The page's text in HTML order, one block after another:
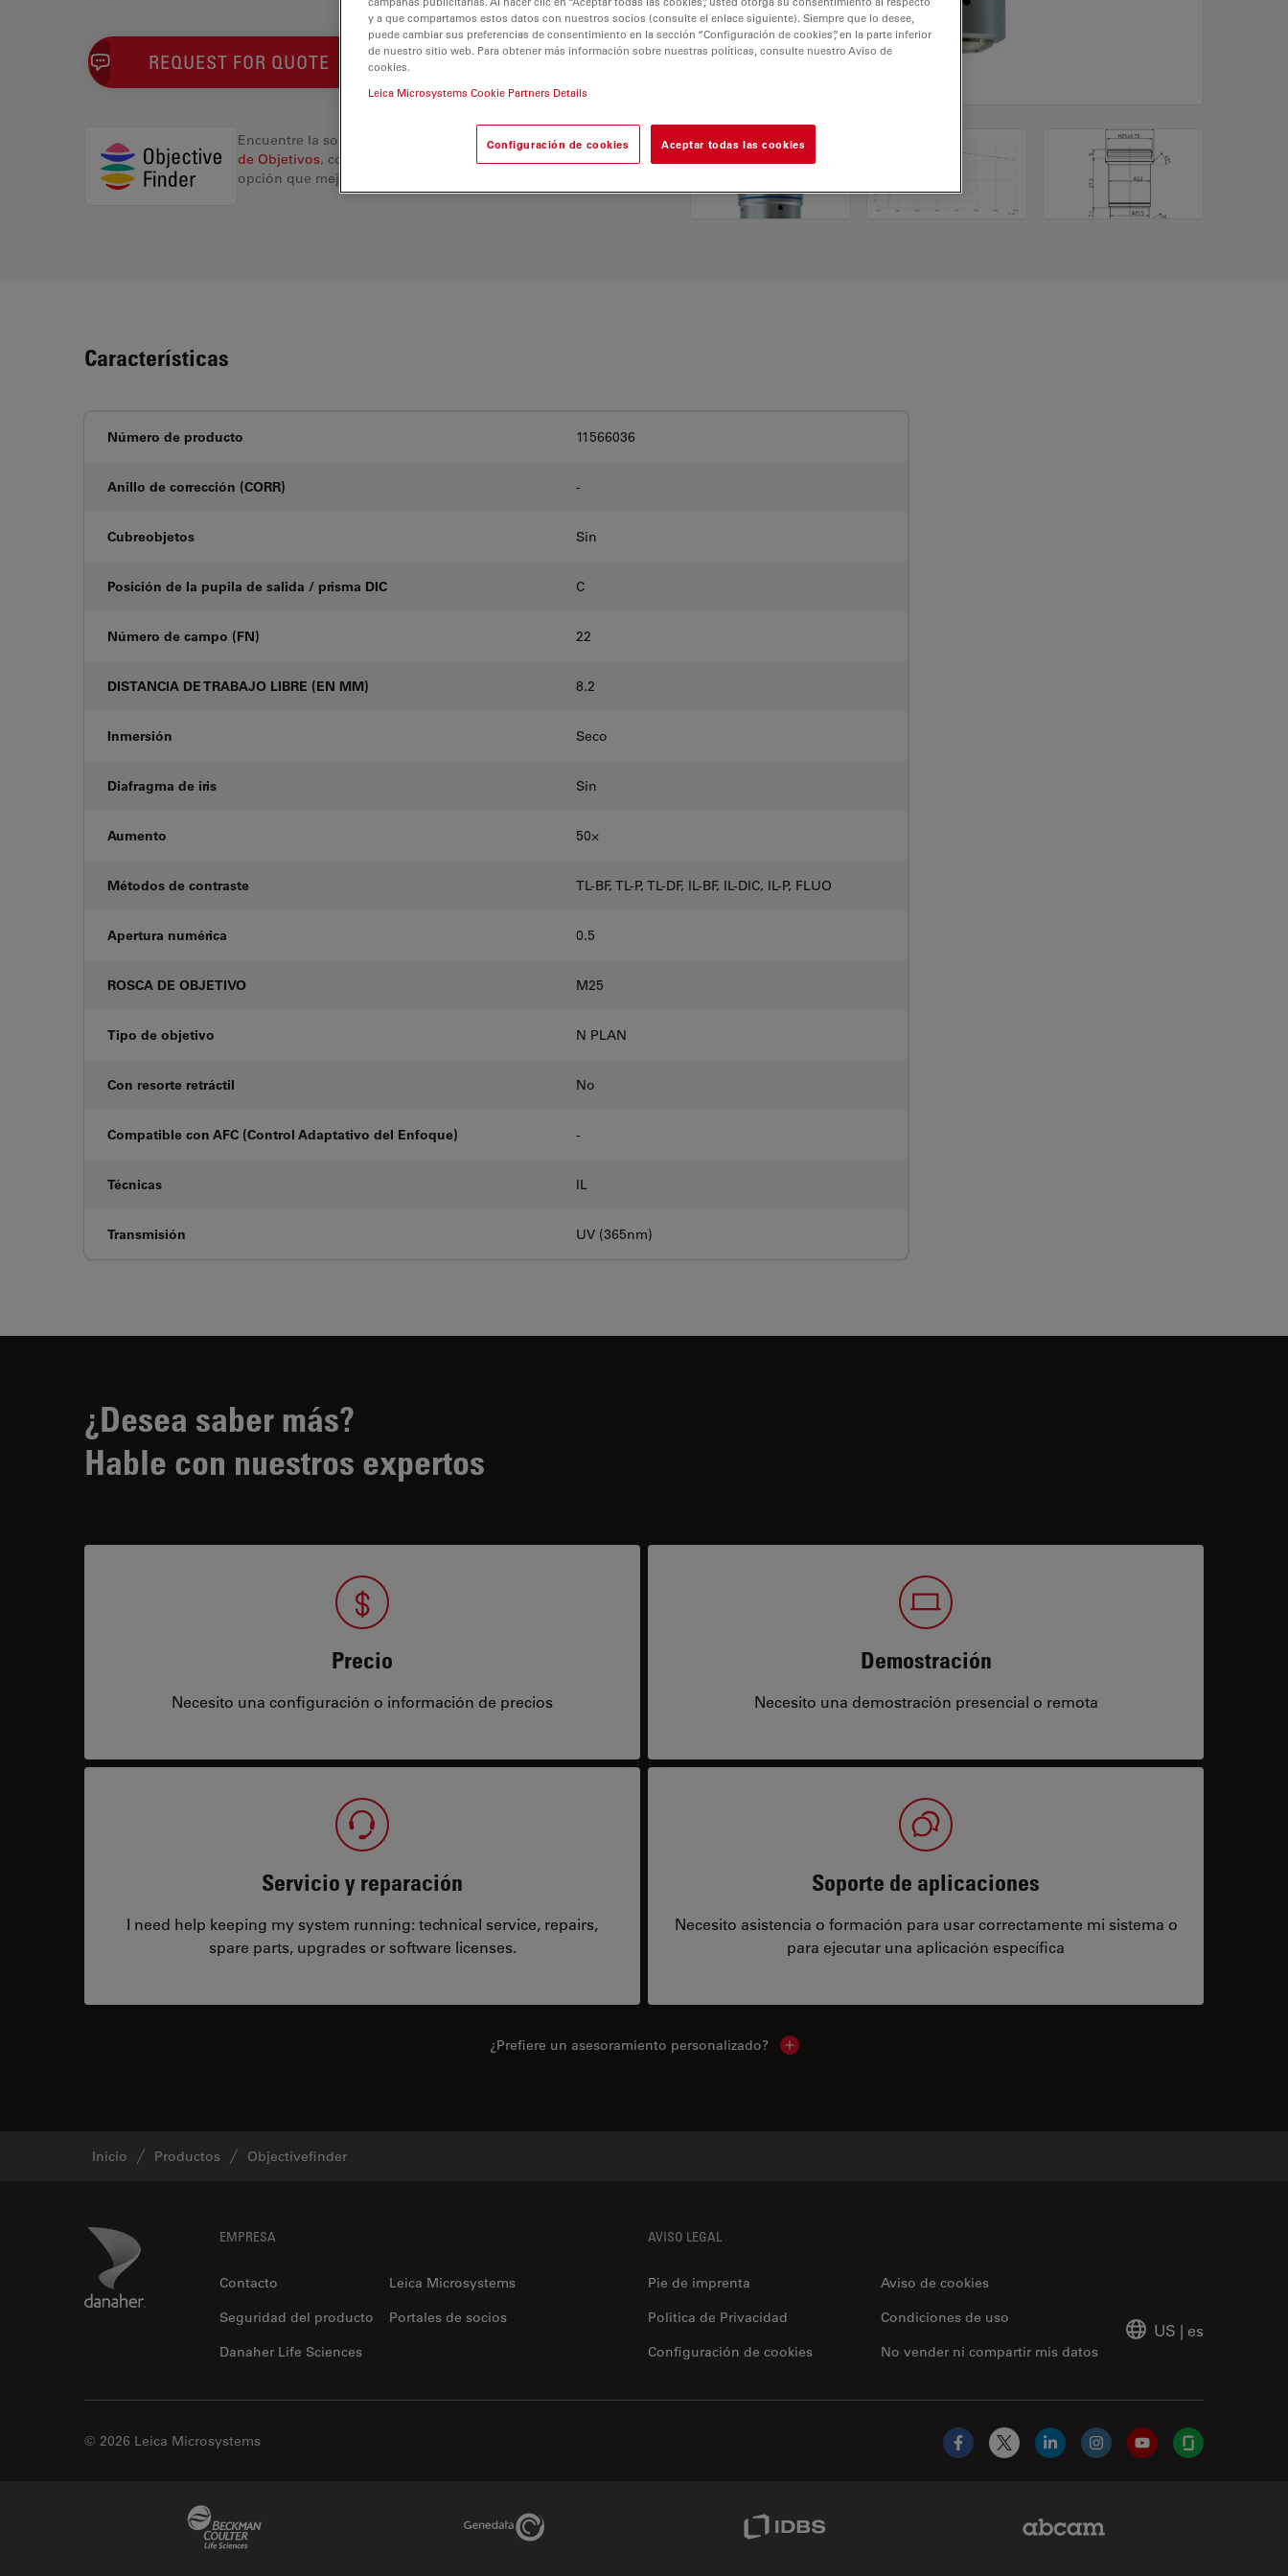
REQUEST FOR QUOTE
Encuentre la solución ideal. Explore nuestroBuscador
de Objetivos, compare alternativas y encuentre la
opción que mejor se adapte a sus necesidades.
Características
Número de producto 11566036
Anillo de corrección (CORR) -
Cubreobjetos Sin
Posición de la pupila de salida / prisma DIC C
Número de campo (FN) 22
DISTANCIA DE TRABAJO LIBRE (EN MM) 8.2
Inmersión Seco
Diafragma de iris Sin
Aumento 50⨉
Métodos de contraste TL-BF, TL-P, TL-DF, IL-BF, IL-DIC, IL-P, FLUO
Apertura numérica 0.5
ROSCA DE OBJETIVO M25
Tipo de objetivo N PLAN
Con resorte retráctil No
Compatible con AFC (Control Adaptativo del Enfoque) -
Técnicas IL
Transmisión UV (365nm)
¿Desea saber más?
Hable con nuestros expertos
Precio
Necesito una configuración o información de precios
Demostración
Necesito una demostración presencial o remota
Servicio y reparación
I need help keeping my system running: technical service, repairs,
spare parts, upgrades or software licenses.
Soporte de aplicaciones
Necesito asistencia o formación para usar correctamente mi sistema o
para ejecutar una aplicación específica
¿Prefiere un asesoramiento personalizado? Show local contacts
Inicio Productos Objectivefinder
Danaher Logo EMPRESA
Contacto
Leica Microsystems
Seguridad del producto
Portales de socios
Danaher Life Sciences
AVISO LEGAL
Pie de imprenta
Aviso de cookies
Politica de Privacidad
No vender ni compartir mis datos
Condiciones de uso
Configuración de cookies
US | es
© 2026 Leica Microsystems
Facebook
X LinkedInInstagramYouTubeGlassdoor
Genedata Link IDBS Link
y a que compartamos estos datos con nuestros socios (consulte el enlace siguiente). Siempre que lo desee,
puede cambiar sus preferencias de consentimiento en la sección “Configuración de cookies”, en la parte inferior
de nuestro sitio web. Para obtener más información sobre nuestras políticas, consulte nuestro Aviso de
cookies.
Leica Microsystems Cookie Partners Details
Configuración de cookies Aceptar todas las cookies